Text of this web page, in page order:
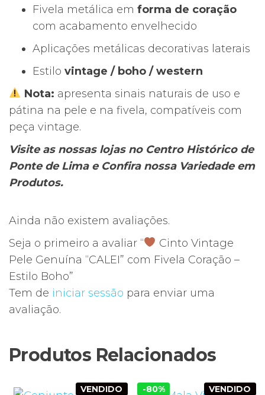
Fivela metálica em forma de coração
com acabamento envelhecido
Aplicações metálicas decorativas laterais
Estilo vintage / boho / western
Nota: apresenta sinais naturais de uso e
pátina na pele e na fivela, compatíveis com
peça vintage.
Visite as nossas lojas no Centro Histórico de
Ponte de Lima e Confira nossa Variedade em
Produtos.
Ainda não existem avaliações.
Seja o primeiro a avaliar “
Cinto Vintage
Pele Genuína “CALEI” com Fivela Coração –
Estilo Boho”
Tem de iniciar sessão para enviar uma
avaliação.
Produtos Relacionados
VENDIDO -80% VENDIDO